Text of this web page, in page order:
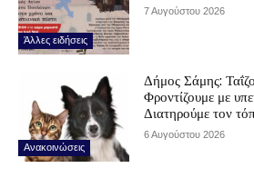
Άλλες ειδήσεις
7 Αυγούστου 2026
Ανακοινώσεις
Δήμος Σάμης:
Φροντίζουμε με
Διατηρούμε τον
6 Αυγούστου 2026